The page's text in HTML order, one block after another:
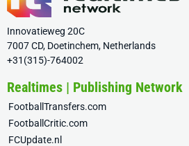
Innovatieweg 20C
7007 CD, Doetinchem, Netherlands
+31(315)-764002
Realtimes | Publishing Network
FootballTransfers.com
FootballCritic.com
FCUpdate.nl